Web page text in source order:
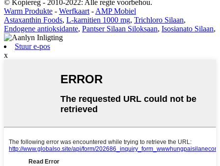
© Kopiereg - 2010-2022: Alle regte voorbehou.
Warm Produkte - Werfkaart - AMP Mobiel
Astaxanthin Foods, L-karnitien 1000 mg, Trichloro Silaan,
Endogene antioksidante, Pantser Silaan Siloksaan, Isosianato Silaan,
Stuur e-pos
x